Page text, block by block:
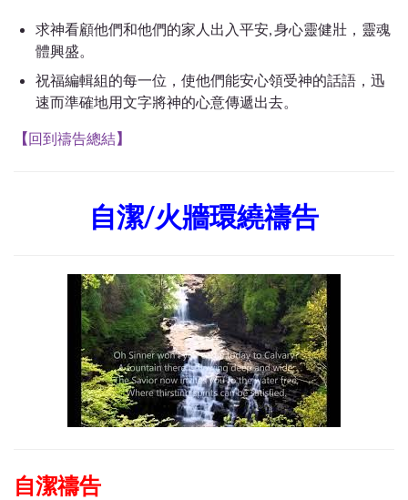
求神看顧他們和他們的家人出入平安, 身心靈健壯，靈魂
體興盛。
祝福編輯組的每一位，使他們能安心領受神的話語，迅
速而準確地用文字將神的心意傳遞出去。
【回到禱告總結】
自潔/火牆環繞禱告
自潔禱告